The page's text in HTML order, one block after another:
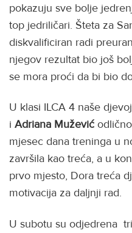
pokazuju sve bolje
top jedriličari. Šteta za
diskvalificiran radi
njegov rezultat bio još
se mora proći da bi bio
U klasi ILCA 4 naše
i Adriana Mužević
mjesec dana treninga u
završila kao treća, a u
prvo mjesto, Dora treća
motivacija za daljnji rad.
U subotu su odjedrena